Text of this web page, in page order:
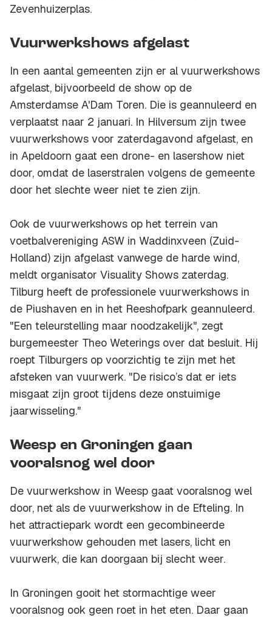
Zevenhuizerplas.
Vuurwerkshows afgelast
In een aantal gemeenten zijn er al vuurwerkshows
afgelast, bijvoorbeeld de show op de
Amsterdamse A'Dam Toren. Die is geannuleerd en
verplaatst naar 2 januari. In Hilversum zijn twee
vuurwerkshows voor zaterdagavond afgelast, en
in Apeldoorn gaat een drone- en lasershow niet
door, omdat de laserstralen volgens de gemeente
door het slechte weer niet te zien zijn.
Ook de vuurwerkshows op het terrein van
voetbalvereniging ASW in Waddinxveen (Zuid-
Holland) zijn afgelast vanwege de harde wind,
meldt organisator Visuality Shows zaterdag.
Tilburg heeft de professionele vuurwerkshows in
de Piushaven en in het Reeshofpark geannuleerd.
"Een teleurstelling maar noodzakelijk", zegt
burgemeester Theo Weterings over dat besluit. Hij
roept Tilburgers op voorzichtig te zijn met het
afsteken van vuurwerk. "De risico’s dat er iets
misgaat zijn groot tijdens deze onstuimige
jaarwisseling."
Weesp en Groningen gaan
vooralsnog wel door
De vuurwerkshow in Weesp gaat vooralsnog wel
door, net als de vuurwerkshow in de Efteling. In
het attractiepark wordt een gecombineerde
vuurwerkshow gehouden met lasers, licht en
vuurwerk, die kan doorgaan bij slecht weer.
In Groningen gooit het stormachtige weer
vooralsnog ook geen roet in het eten. Daar gaan